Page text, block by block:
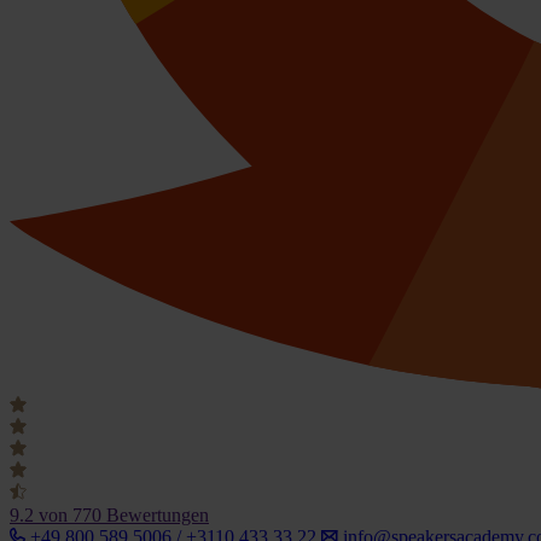
9.2 von 770 Bewertungen
+49 800 589 5006 / +3110 433 33 22